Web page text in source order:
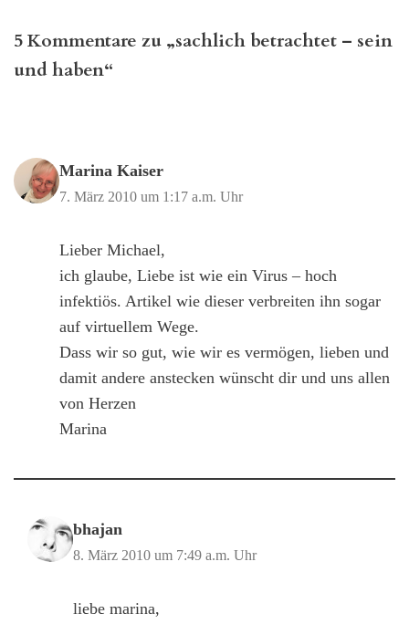
5 Kommentare zu „sachlich betrachtet – sein
und haben“
Marina Kaiser
7. März 2010 um 1:17 a.m. Uhr
Lieber Michael,
ich glaube, Liebe ist wie ein Virus – hoch
infektiös. Artikel wie dieser verbreiten ihn sogar
auf virtuellem Wege.
Dass wir so gut, wie wir es vermögen, lieben und
damit andere anstecken wünscht dir und uns allen
von Herzen
Marina
bhajan
8. März 2010 um 7:49 a.m. Uhr
liebe marina,